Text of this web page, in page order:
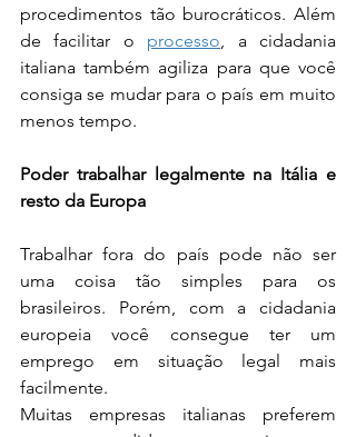
procedimentos tão burocráticos. Além
de facilitar o processo, a cidadania
italiana também agiliza para que você
consiga se mudar para o país em muito
menos tempo.
Poder trabalhar legalmente na Itália e
resto da Europa
Trabalhar fora do país pode não ser
uma coisa tão simples para os
brasileiros. Porém, com a cidadania
europeia você consegue ter um
emprego em situação legal mais
facilmente.
Muitas empresas italianas preferem